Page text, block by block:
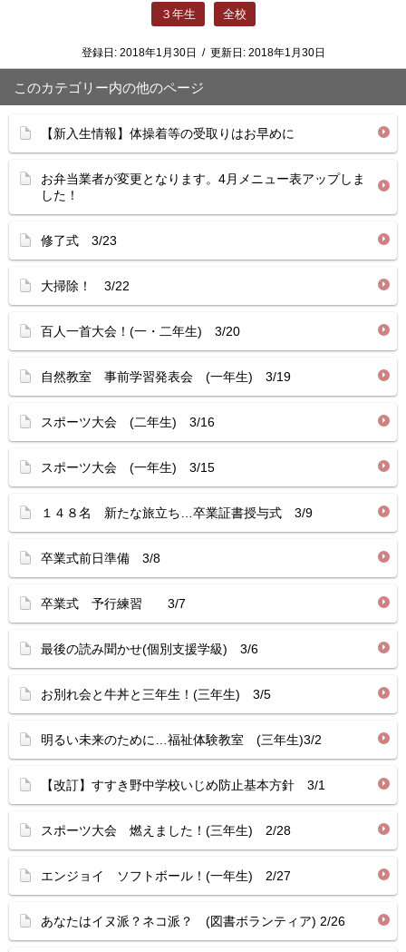
３年生
全校
登録日: 2018年1月30日 / 更新日: 2018年1月30日
このカテゴリー内の他のページ
【新入生情報】体操着等の受取りはお早めに
お弁当業者が変更となります。4月メニュー表アップしま
した！
修了式 3/23
大掃除！ 3/22
百人一首大会！(一・二年生) 3/20
自然教室 事前学習発表会 (一年生) 3/19
スポーツ大会 (二年生) 3/16
スポーツ大会 (一年生) 3/15
１４８名 新たな旅立ち…卒業証書授与式 3/9
卒業式前日準備 3/8
卒業式 予行練習 3/7
最後の読み聞かせ(個別支援学級) 3/6
お別れ会と牛丼と三年生！(三年生) 3/5
明るい未来のために…福祉体験教室 (三年生)3/2
【改訂】すすき野中学校いじめ防止基本方針 3/1
スポーツ大会 燃えました！(三年生) 2/28
エンジョイ ソフトボール！(一年生) 2/27
あなたはイヌ派？ネコ派？ (図書ボランティア) 2/26